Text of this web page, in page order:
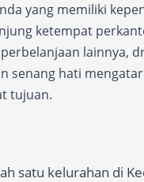
yang memiliki
ketempat
lainnya,
senang hati
tujuan.
satu kelurahan di